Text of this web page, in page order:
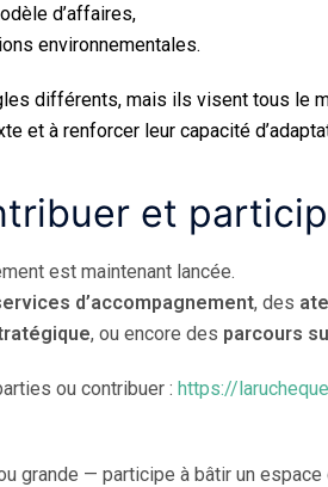
d’affaires,
environnementales.
différents, mais ils visent tous le
et à renforcer leur capacité
et
est maintenant lancée.
d’accompagnement, des
, ou encore des parcours
ou contribuer : https://
grande — participe à bâtir un